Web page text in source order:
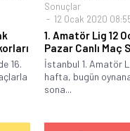
16.
Sonuçlar
12 Ocak 2020
1. Amatör Lig 12
Pazar Canlı Maç
İstanbul 1. Amatör
hafta, bugün
sona...